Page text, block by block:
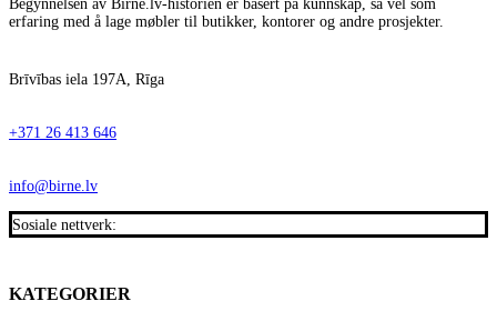
Begynnelsen av Birne.lv-historien er basert på kunnskap, så vel som
erfaring med å lage møbler til butikker, kontorer og andre prosjekter.
Brīvības iela 197A, Rīga
+371 26 413 646
info@birne.lv
Sosiale nettverk:
KATEGORIER